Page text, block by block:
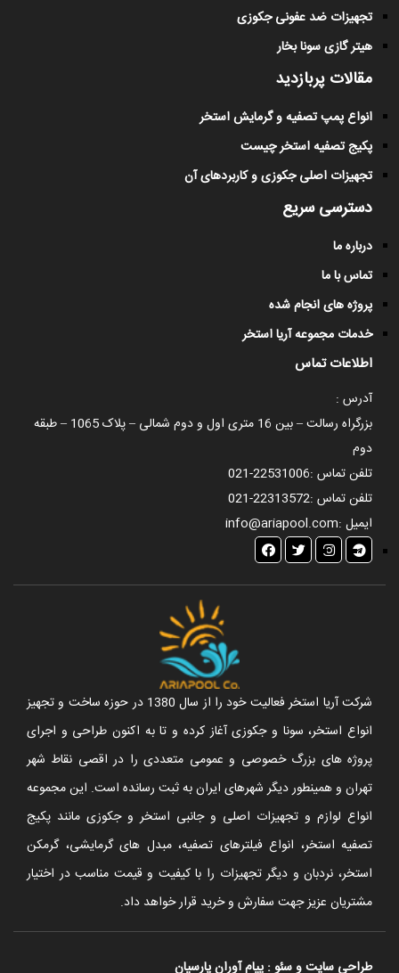
تجهیزات ضد عفونی جکوزی
هیتر گازی سونا بخار
مقالات پربازدید
انواع پمپ تصفیه و گرمایش استخر
پکیج تصفیه استخر چیست
تجهیزات اصلی جکوزی و کاربردهای آن
دسترسی سریع
درباره ما
تماس با ما
پروژه های انجام شده
خدمات مجموعه آریا استخر
اطلاعات تماس
آدرس :
بزرگراه رسالت – بین 16 متری اول و دوم شمالی – پلاک 1065 – طبقه
دوم
تلفن تماس :021-22531006
تلفن تماس :021-22313572
ایمیل :info@ariapool.com
شرکت آریا استخر فعالیت خود را از سال 1380 در حوزه ساخت و تجهیز
انواع استخر، سونا و جکوزی آغاز کرده و تا به اکنون طراحی و اجرای
پروژه های بزرگ خصوصی و عمومی متعددی را در اقصی نقاط شهر
تهران و همینطور دیگر شهرهای ایران به ثبت رسانده است. این مجموعه
انواع لوازم و تجهیزات اصلی و جانبی استخر و جکوزی مانند پکیج
تصفیه استخر، انواع فیلترهای تصفیه، مبدل های گرمایشی، گرمکن
استخر، نردبان و دیگر تجهیزات را با کیفیت و قیمت مناسب در اختیار
مشتریان عزیز جهت سفارش و خرید قرار خواهد داد.
طراحی سایتوسئو : پیام آوران پارسیان